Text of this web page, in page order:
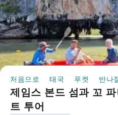
처음으로 태국 푸켓 반나
제임스 본드 섬과 꼬
트 투어